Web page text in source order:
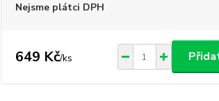
Nejsme plátci DPH
649 Kč/ks